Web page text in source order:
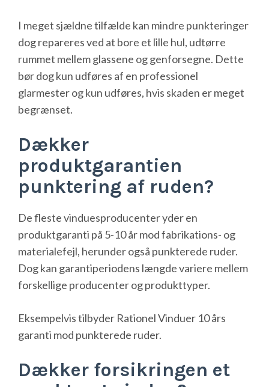
I meget sjældne tilfælde kan mindre punkteringer
dog repareres ved at bore et lille hul, udtørre
rummet mellem glassene og genforsegne. Dette
bør dog kun udføres af en professionel
glarmester og kun udføres, hvis skaden er meget
begrænset.
Dækker
produktgarantien
punktering af ruden?
De fleste vinduesproducenter yder en
produktgaranti på 5-10 år mod fabrikations- og
materialefejl, herunder også punkterede ruder.
Dog kan garantiperiodens længde variere mellem
forskellige producenter og produkttyper.
Eksempelvis tilbyder Rationel Vinduer 10 års
garanti mod punkterede ruder.
Dækker forsikringen et